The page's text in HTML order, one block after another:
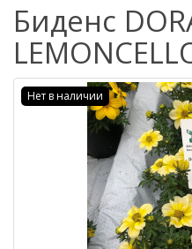
Биденс
Нет в наличии